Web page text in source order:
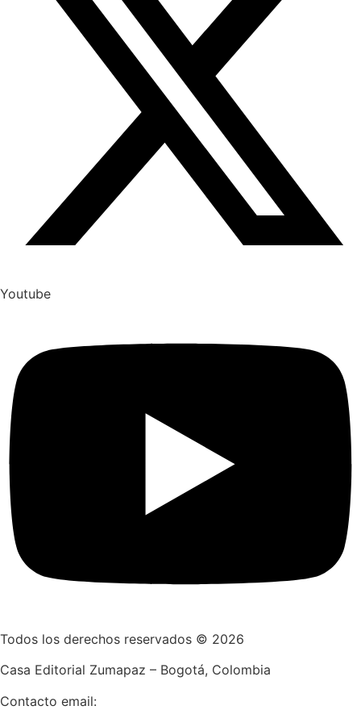
Youtube
Todos los derechos reservados © 2026
Casa Editorial Zumapaz – Bogotá, Colombia
Contacto email: